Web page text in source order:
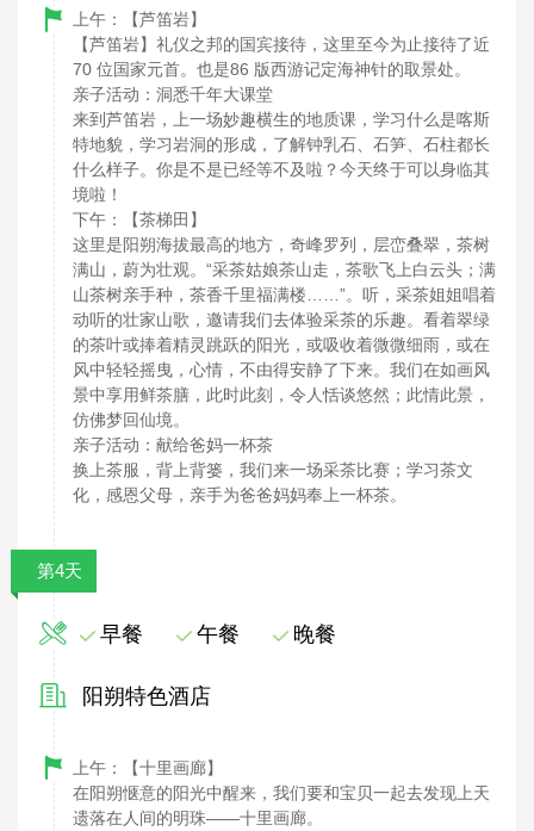
上午：【芦笛岩】
【芦笛岩】礼仪之邦的国宾接待，这里至今为止接待了近
70 位国家元首。也是86 版西游记定海神针的取景处。
亲子活动：洞悉千年大课堂
来到芦笛岩，上一场妙趣横生的地质课，学习什么是喀斯
特地貌，学习岩洞的形成，了解钟乳石、石笋、石柱都长
什么样子。你是不是已经等不及啦？今天终于可以身临其
境啦！
下午：【茶梯田】
这里是阳朔海拔最高的地方，奇峰罗列，层峦叠翠，茶树
满山，蔚为壮观。“采茶姑娘茶山走，茶歌飞上白云头；满
山茶树亲手种，茶香千里福满楼……”。听，采茶姐姐唱着
动听的壮家山歌，邀请我们去体验采茶的乐趣。看着翠绿
的茶叶或捧着精灵跳跃的阳光，或吸收着微微细雨，或在
风中轻轻摇曳，心情，不由得安静了下来。我们在如画风
景中享用鲜茶膳，此时此刻，令人恬谈悠然；此情此景，
仿佛梦回仙境。
亲子活动：献给爸妈一杯茶
换上茶服，背上背篓，我们来一场采茶比赛；学习茶文
化，感恩父母，亲手为爸爸妈妈奉上一杯茶。
第4天
早餐 午餐 晚餐
阳朔特色酒店
上午：【十里画廊】
在阳朔惬意的阳光中醒来，我们要和宝贝一起去发现上天
遗落在人间的明珠——十里画廊。